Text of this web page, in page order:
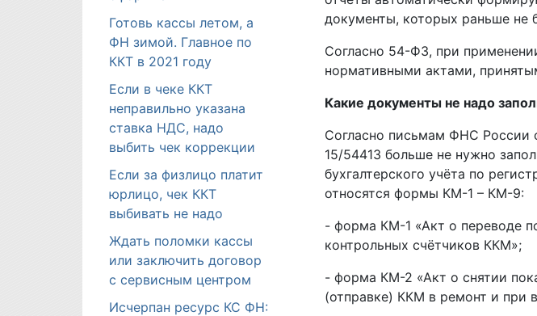
Готовь кассы летом, а
ФН зимой. Главное по
ККТ в 2021 году
Если в чеке ККТ
неправильно указана
ставка НДС, надо
выбить чек коррекции
Если за физлицо платит
юрлицо, чек ККТ
выбивать не надо
Ждать поломки кассы
или заключить договор
с сервисным центром
Исчерпан ресурс КС ФН:
документы, которых раньше не
Согласно 54-ФЗ, при
нормативными актами,
Какие документы не надо
Согласно письмам ФНС
15/54413 больше не нужно
бухгалтерского учёта по
относятся формы КМ-1 – КМ-9:
- форма КМ-1 «Акт о переводе
контрольных счётчиков ККМ»;
- форма КМ-2 «Акт о снятии
(отправке) ККМ в ремонт и при